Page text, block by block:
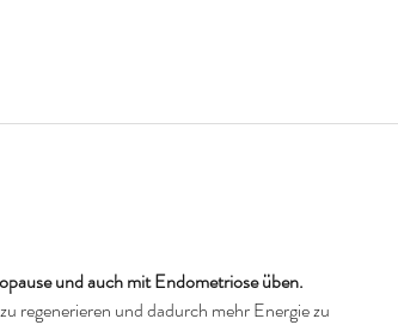
und auch mit Endometriose üben.
regenerieren und dadurch mehr Energie zu